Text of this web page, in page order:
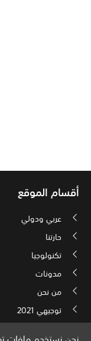
أقسام الموقع
عربي ودولي
حارتنا
تكنولوجيا
مدونات
من نحن
توجيهي 2021